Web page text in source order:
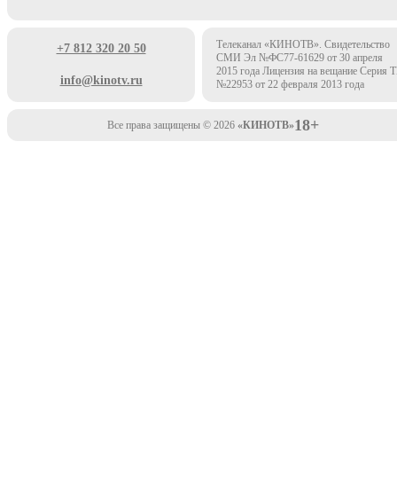
+7 812 320 20 50
info@kinotv.ru
Телеканал «КИНОТВ». Свидетельство
СМИ Эл №ФС77-61629 от 30 апреля
2015 года Лицензия на вещание Серия
№22953 от 22 февраля 2013 года
Все права защищены © 2026 «КИНОТВ»18+